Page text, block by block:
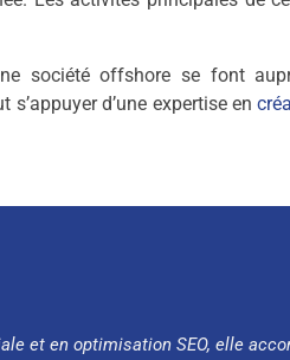
société offshore se font
d’une expertise en
et en optimisation SEO, elle